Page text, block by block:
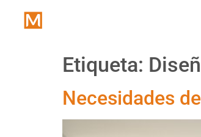
Etiqueta:
Necesidades